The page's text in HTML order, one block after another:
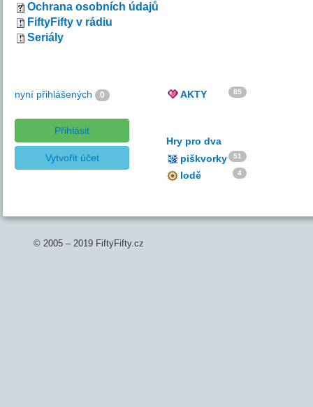
Ochrana osobních údajů
FiftyFifty v rádiu
Seriály
nyní přihlášených 0
Přihlásit
Vytvořit účet
AKTY 85
Hry pro dva
piškvorky
51
lodě 4
© 2005 – 2019 FiftyFifty.cz